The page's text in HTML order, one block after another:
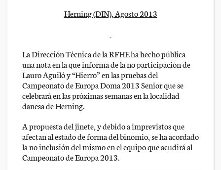
Herning (DIN), Agosto 2013
La Dirección Técnica de la RFHE ha hecho pública
una nota en la que informa de la no participación de
Lauro Aguiló y “Hierro” en las pruebas del
Campeonato de Europa Doma 2013 Senior que se
celebrará en las próximas semanas en la localidad
danesa de Herning.
A propuesta del jinete, y debido a imprevistos que
afectan al estado de forma del binomio, se ha acordado
la no inclusión del mismo en el equipo que acudirá al
Campeonato de Europa 2013.